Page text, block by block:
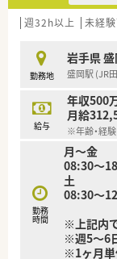
≪ 薬局紹
就業となり
・在宅対応
うな環境で
・薬剤師は
め、無理の
≪ こんな
★経験が少
★在宅医療
★子育てや
る方
週32h以上 未経
勤務地
岩手県
盛岡駅 (JR
給与
年収500
月給
※年齢・経
勤務
時間
月～金
08:30～
土
08:30～
※上記内
※週5～6
※1ヶ月単